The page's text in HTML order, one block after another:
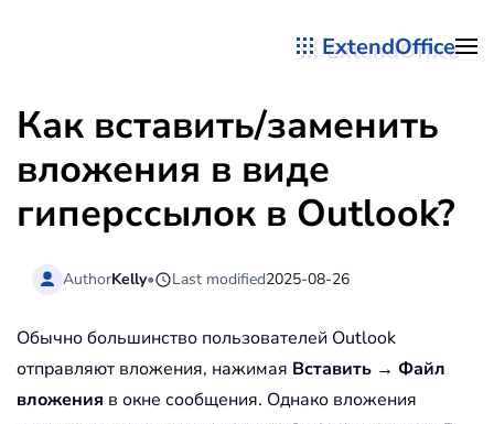
ExtendOffice
Как вставить/заменить
вложения в виде
гиперссылок в Outlook?
AuthorKelly• Last modified2025-08-26
Обычно большинство пользователей Outlook
отправляют вложения, нажимая Вставить → Файл
вложения в окне сообщения. Однако вложения